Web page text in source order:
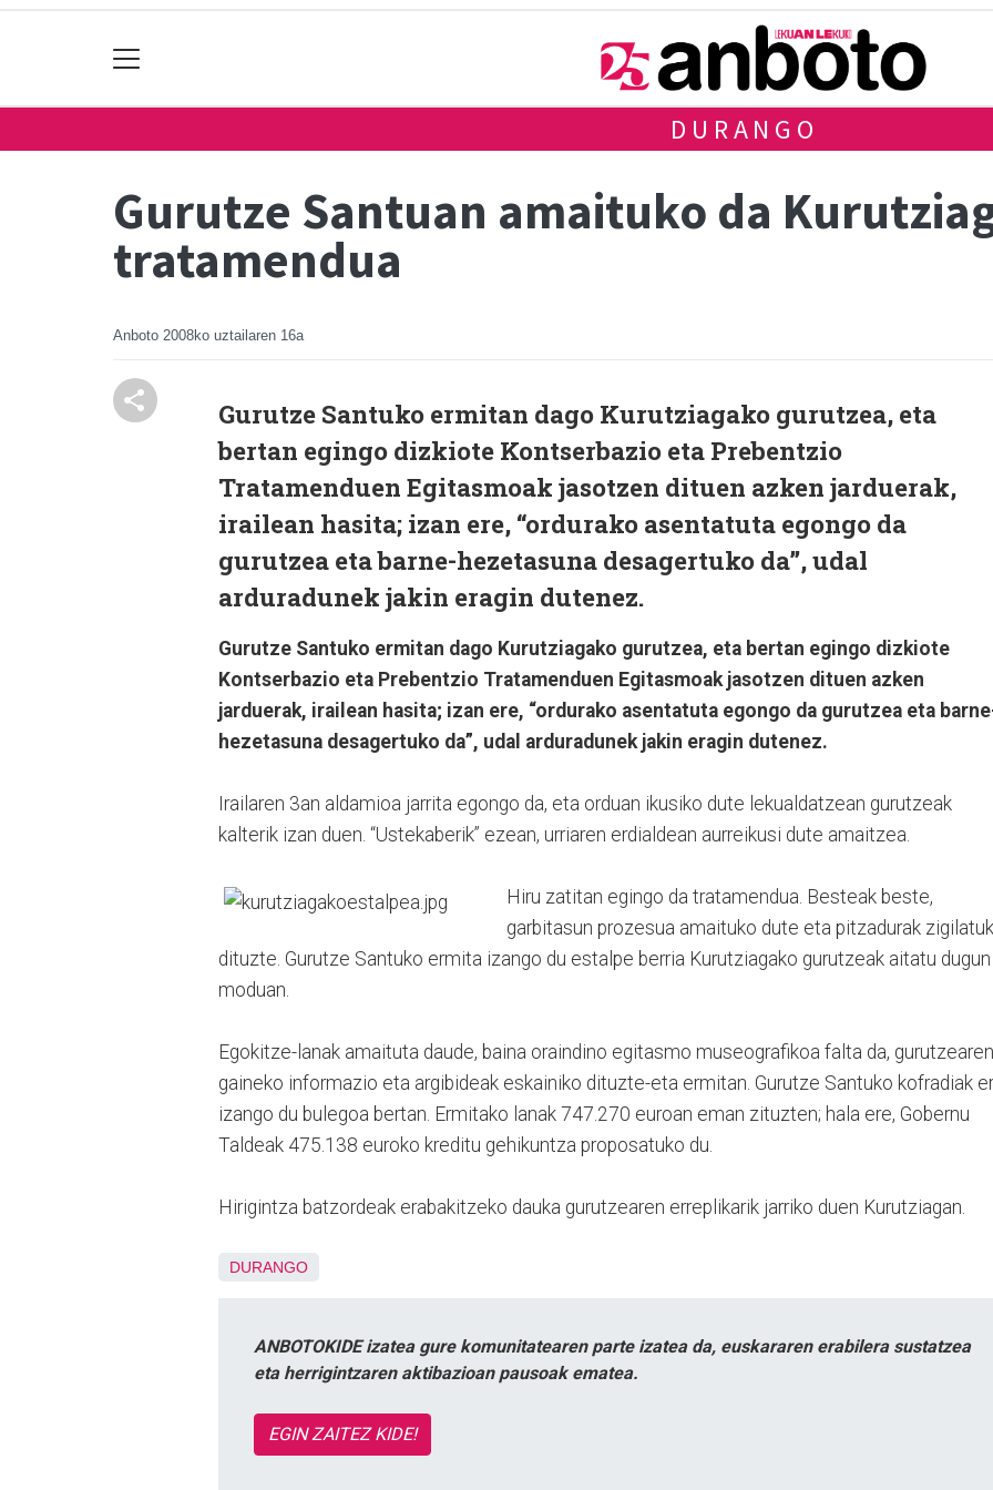
DURANGO
Gurutze Santuan amaituko da
tratamendua
Anboto 2008ko uztailaren 16a
Gurutze Santuko ermitan dago Kurutziagako gurutzea, eta
bertan egingo dizkiote Kontserbazio eta Prebentzio
Tratamenduen Egitasmoak jasotzen dituen azken jarduerak,
irailean hasita; izan ere, “ordurako asentatuta egongo da
gurutzea eta barne-hezetasuna desagertuko da”, udal
arduradunek jakin eragin dutenez.
Gurutze Santuko ermitan dago Kurutziagako gurutzea, eta bertan egingo dizkiote
Kontserbazio eta Prebentzio Tratamenduen Egitasmoak jasotzen dituen azken
jarduerak, irailean hasita; izan ere, “ordurako asentatuta egongo da gurutzea eta
hezetasuna desagertuko da”, udal arduradunek jakin eragin dutenez.
Irailaren 3an aldamioa jarrita egongo da, eta orduan ikusiko dute lekualdatzean gurutzeak
kalterik izan duen. “Ustekaberik” ezean, urriaren erdialdean aurreikusi dute amaitzea.
Hiru zatitan egingo da tratamendua. Besteak beste,
garbitasun prozesua amaituko dute eta pitzadurak
dituzte. Gurutze Santuko ermita izango du estalpe berria Kurutziagako gurutzeak aitatu dugun
moduan.
Egokitze-lanak amaituta daude, baina oraindino egitasmo museografikoa falta da, gurutzearen
gaineko informazio eta argibideak eskainiko dituzte-eta ermitan. Gurutze Santuko kofradiak
izango du bulegoa bertan. Ermitako lanak 747.270 euroan eman zituzten; hala ere, Gobernu
Taldeak 475.138 euroko kreditu gehikuntza proposatuko du.
Hirigintza batzordeak erabakitzeko dauka gurutzearen erreplikarik jarriko duen Kurutziagan.
DURANGO
ANBOTOKIDE izatea gure komunitatearen parte izatea da, euskararen erabilera sustatzea
eta herrigintzaren aktibazioan pausoak ematea.
EGIN ZAITEZ KIDE!